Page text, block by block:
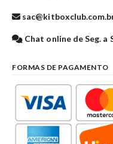
Chat online de Seg. a
FORMAS DE PAGAMENTO